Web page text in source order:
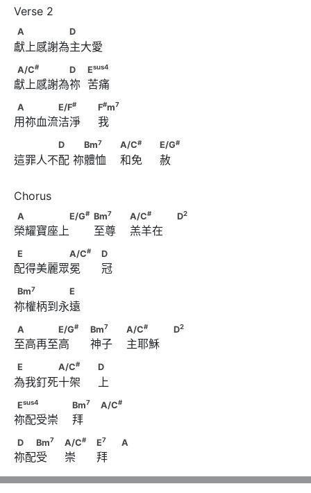
A　　　　　D
A D
獻上感謝為主大愛
A/C# D　            E
A/C# D Esus4
獻上感謝為祢  苦痛
A　　　　E/F
F
A E/F# F#m7
用祢血流洁淨     我
D　      　Bm 7 A/C
E/G#
D Bm7 A/C# E/G#
這罪人不配 祢體恤    和免     赦
A　　　　　E/G# Bm
A/C D
A E/G# Bm7 A/C# D2
榮耀寶座上       至尊    羔羊在
E　　　　　A/C
# D
E A/C# D
配得美麗眾冕      冠
Bm7 E
Bm7 E
祢權柄到永遠
A　　　　E/G
# Bm
A/C D
A E/G# Bm7 A/C# D2
至高再至高      神子    主耶穌
E　　　　A/C
D
E A/C# D
為我釘死十架     上
Esus4 Bm
A/C
Esus4 Bm7 A/C#
祢配受崇    拜
D　　Bm
A/C
E
D Bm7 A/C# E7 A
祢配受     崇      拜